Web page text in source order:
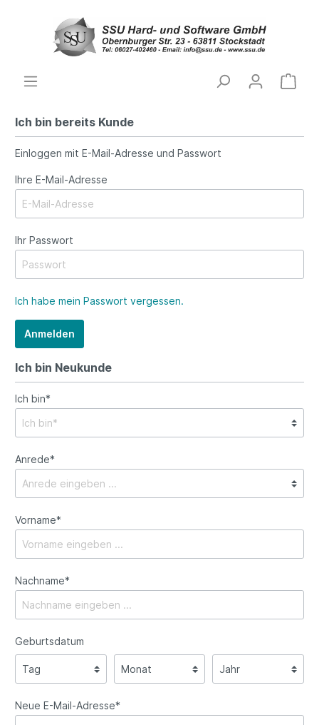
Ich bin bereits Kunde
Einloggen mit E-Mail-Adresse und Passwort
Ihre E-Mail-Adresse
Ihr Passwort
Ich habe mein Passwort vergessen.
Anmelden
Ich bin Neukunde
Ich bin*
Anrede*
Vorname*
Nachname*
Geburtsdatum
Neue E-Mail-Adresse*